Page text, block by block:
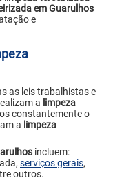
em Guarulhos
e
as leis trabalhistas e
a limpeza
constantemente o
a limpeza
incluem:
serviços gerais,
outros.